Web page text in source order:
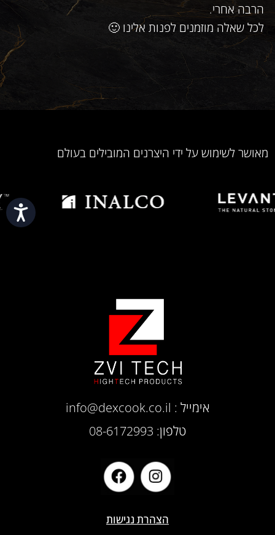
הרבה אחרי.
לכל שאלה מוזמנים לפנות אלינו 🙂
מאושר לשימוש על ידי היצרנים המובילים בעולם
אימייל : info@dexcook.co.il
טלפון: 08-6172993
הצהרת נגישות